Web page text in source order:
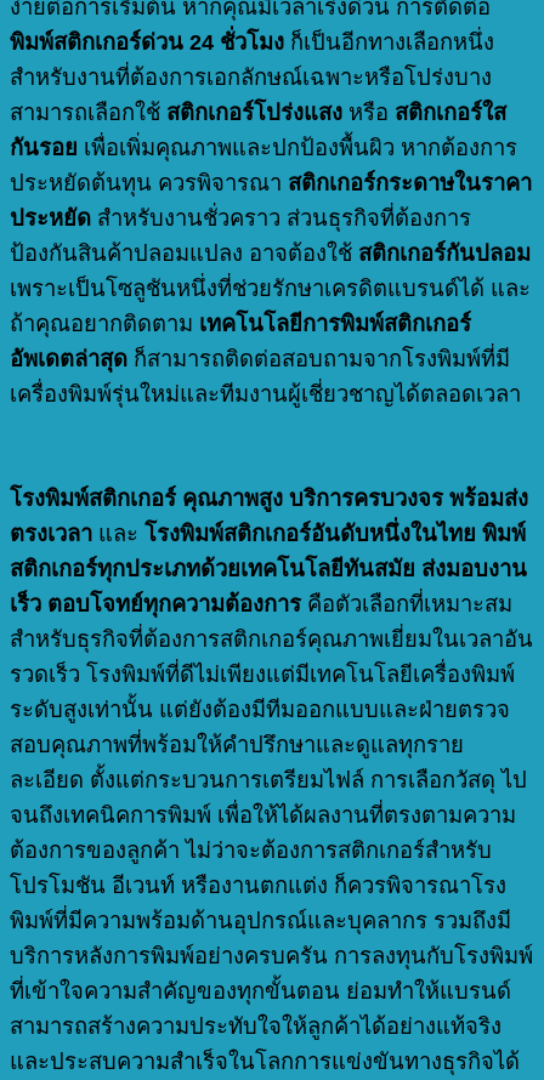
ง่ายต่อการเริ่มต้น หากคุณมีเวลาเร่งด่วน การติดต่อ
พิมพ์สติกเกอร์ด่วน 24 ชั่วโมง ก็เป็นอีกทางเลือกหนึ่ง
สำหรับงานที่ต้องการเอกลักษณ์เฉพาะหรือโปร่งบาง
สามารถเลือกใช้ สติกเกอร์โปร่งแสง หรือ สติกเกอร์ใส
กันรอย เพื่อเพิ่มคุณภาพและปกป้องพื้นผิว หากต้องการ
ประหยัดต้นทุน ควรพิจารณา สติกเกอร์กระดาษในราคา
ประหยัด สำหรับงานชั่วคราว ส่วนธุรกิจที่ต้องการ
ป้องกันสินค้าปลอมแปลง อาจต้องใช้ สติกเกอร์กันปลอม
เพราะเป็นโซลูชันหนึ่งที่ช่วยรักษาเครดิตแบรนด์ได้ และ
ถ้าคุณอยากติดตาม เทคโนโลยีการพิมพ์สติกเกอร์
อัพเดตล่าสุด ก็สามารถติดต่อสอบถามจากโรงพิมพ์ที่มี
เครื่องพิมพ์รุ่นใหม่และทีมงานผู้เชี่ยวชาญได้ตลอดเวลา
โรงพิมพ์สติกเกอร์ คุณภาพสูง บริการครบวงจร พร้อมส่ง
ตรงเวลา และ โรงพิมพ์สติกเกอร์อันดับหนึ่งในไทย พิมพ์
สติกเกอร์ทุกประเภทด้วยเทคโนโลยีทันสมัย ส่งมอบงาน
เร็ว ตอบโจทย์ทุกความต้องการ คือตัวเลือกที่เหมาะสม
สำหรับธุรกิจที่ต้องการสติกเกอร์คุณภาพเยี่ยมในเวลาอัน
รวดเร็ว โรงพิมพ์ที่ดีไม่เพียงแต่มีเทคโนโลยีเครื่องพิมพ์
ระดับสูงเท่านั้น แต่ยังต้องมีทีมออกแบบและฝ่ายตรวจ
สอบคุณภาพที่พร้อมให้คำปรึกษาและดูแลทุกราย
ละเอียด ตั้งแต่กระบวนการเตรียมไฟล์ การเลือกวัสดุ ไป
จนถึงเทคนิคการพิมพ์ เพื่อให้ได้ผลงานที่ตรงตามความ
ต้องการของลูกค้า ไม่ว่าจะต้องการสติกเกอร์สำหรับ
โปรโมชัน อีเวนท์ หรืองานตกแต่ง ก็ควรพิจารณาโรง
พิมพ์ที่มีความพร้อมด้านอุปกรณ์และบุคลากร รวมถึงมี
บริการหลังการพิมพ์อย่างครบครัน การลงทุนกับโรงพิมพ์
ที่เข้าใจความสำคัญของทุกขั้นตอน ย่อมทำให้แบรนด์
สามารถสร้างความประทับใจให้ลูกค้าได้อย่างแท้จริง
และประสบความสำเร็จในโลกการแข่งขันทางธุรกิจได้